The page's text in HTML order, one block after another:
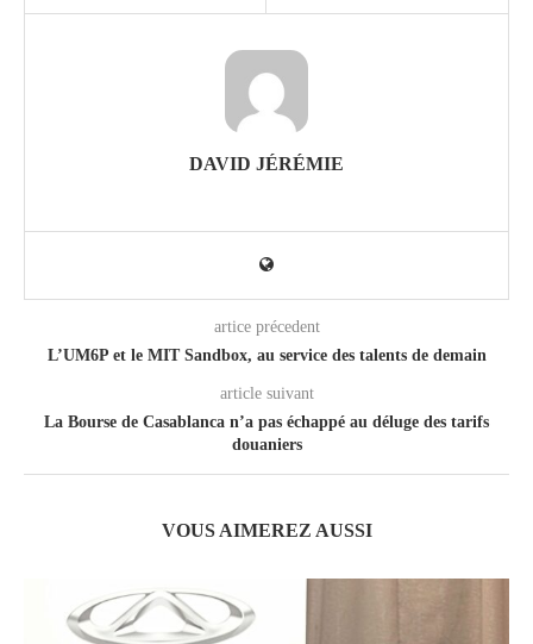
DAVID JÉRÉMIE
artice précedent
L’UM6P et le MIT Sandbox, au service des talents de demain
article suivant
La Bourse de Casablanca n’a pas échappé au déluge des tarifs
douaniers
VOUS AIMEREZ AUSSI